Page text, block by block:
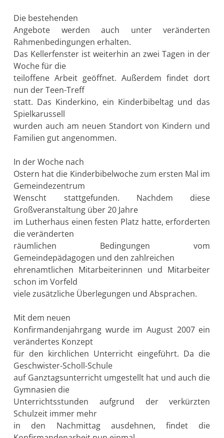
Die bestehenden
Angebote werden auch unter veränderten
Rahmenbedingungen erhalten.
Das Kellerfenster ist weiterhin an zwei Tagen in der
Woche für die
teiloffene Arbeit geöffnet. Außerdem findet dort
nun der Teen-Treff
statt. Das Kinderkino, ein Kinderbibeltag und das
Spielkarussell
wurden auch am neuen Standort von Kindern und
Familien gut angenommen.
In der Woche nach
Ostern hat die Kinderbibelwoche zum ersten Mal im
Gemeindezentrum
Wenscht stattgefunden. Nachdem diese
Großveranstaltung über 20 Jahre
im Lutherhaus einen festen Platz hatte, erforderten
die veränderten
räumlichen Bedingungen vom
Gemeindepädagogen und den zahlreichen
ehrenamtlichen Mitarbeiterinnen und Mitarbeiter
schon im Vorfeld
viele zusätzliche Überlegungen und Absprachen.
Mit dem neuen
Konfirmandenjahrgang wurde im August 2007 ein
verändertes Konzept
für den kirchlichen Unterricht eingeführt. Da die
Geschwister-Scholl-Schule
auf Ganztagsunterricht umgestellt hat und auch die
Gymnasien die
Unterrichtsstunden aufgrund der verkürzten
Schulzeit immer mehr
in den Nachmittag ausdehnen, findet die